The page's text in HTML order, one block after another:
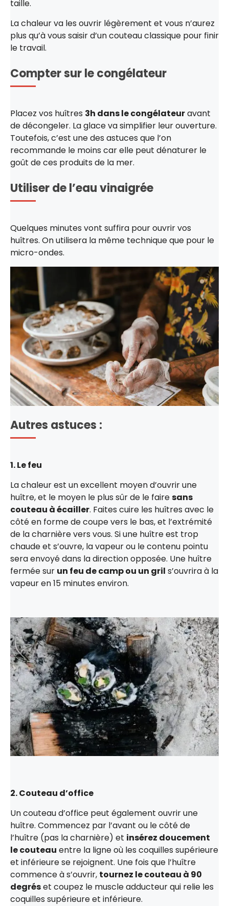
taille.
La chaleur va les ouvrir légèrement et vous n’aurez
plus qu’à vous saisir d’un couteau classique pour finir
le travail.
Compter sur le congélateur
Placez vos huîtres 3h dans le congélateuravant
de décongeler. La glace va simplifier leur ouverture.
Toutefois, c’est une des astuces que l’on
recommande le moins car elle peut dénaturer le
goût de ces produits de la mer.
Utiliser de l’eau vinaigrée
Quelques minutes vont suffira pour ouvrir vos
huîtres. On utilisera la même technique que pour le
micro-ondes.
Autres astuces :
1. Le feu
La chaleur est un excellent moyen d’ouvrir une
huître, et le moyen le plus sûr de le fairesans
couteau à écailler. Faites cuire les huîtres avec le
côté en forme de coupe vers le bas, et l’extrémité
de la charnière vers vous. Si une huître est trop
chaude et s’ouvre, la vapeur ou le contenu pointu
sera envoyé dans la direction opposée. Une huître
fermée sur un feu de camp ou un gril s’ouvrira à la
vapeur en 15 minutes environ.
2. Couteau d’office
Un couteau d’office peut également ouvrir une
huître. Commencez par l’avant ou le côté de
l’huître (pas la charnière) et insérez doucement
le couteau entre la ligne où les coquilles supérieure
et inférieure se rejoignent. Une fois que l’huître
commence à s’ouvrir, tournez le couteau à 90
degréset coupez le muscle adducteur qui relie les
coquilles supérieure et inférieure.